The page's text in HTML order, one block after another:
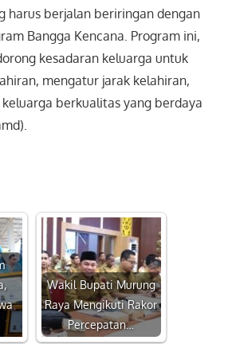
harus berjalan beriringan dengan
Bangga Kencana. Program ini,
kesadaran keluarga untuk
mengatur jarak kelahiran,
berkualitas yang berdaya
Wakil Bupati Murung
Raya Mengikuti Rakor
Percepatan…